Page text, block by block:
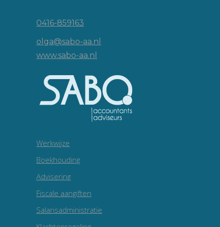
0416-859163
olga@sabo-aa.nl
www.sabo-aa.nl
Werkwijze
Boekhouding
Advisering
Fiscale aangiften
Salarisadministratie